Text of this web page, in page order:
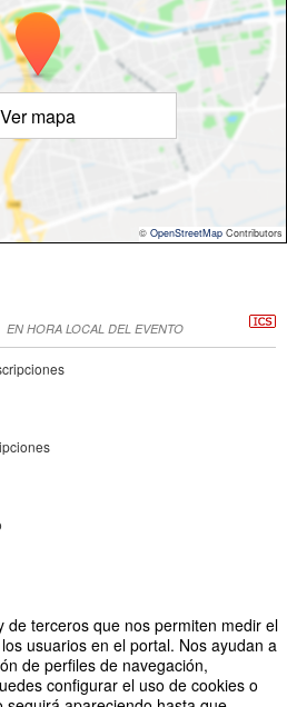
de terceros que nos permiten medir el
usuarios en el portal. Nos ayudan a
de perfiles de navegación,
configurar el uso de cookies o
Ver mapa
© OpenStreetMap Contributors
EN HORA LOCAL DEL EVENTO